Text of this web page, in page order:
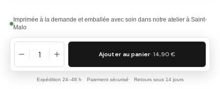
Imprimée à la demande et emballée avec soin dans notre atelier à Saint-
Malo
Ajouter au panier· 14,90 €
Expédition 24–48 h Paiement sécurisé Retours sous 14 jours